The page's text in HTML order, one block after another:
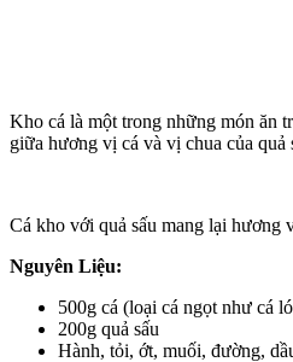
Kho cá là một trong những món ăn
giữa hương vị cá và vị chua của
Cá kho với quả sấu mang lại hương
Nguyên Liệu:
500g cá (loại cá ngọt như cá
200g quả sấu
Hành, tỏi, ớt, muối, đường,